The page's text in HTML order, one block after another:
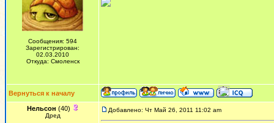
Сообщения: 594
Зарегистрирован:
02.03.2010
Откуда: Смоленск
Вернуться к началу
Нельсон (40)
Дред
Добавлено: Чт Май 26, 2011 11:02 am